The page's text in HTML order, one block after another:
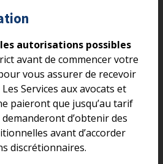
autorisations possibles
avant de commencer votre
vous assurer de recevoir
Services aux avocats et
paieront que jusqu’au tarif
d’obtenir des
avant d’accorder
discrétionnaires.